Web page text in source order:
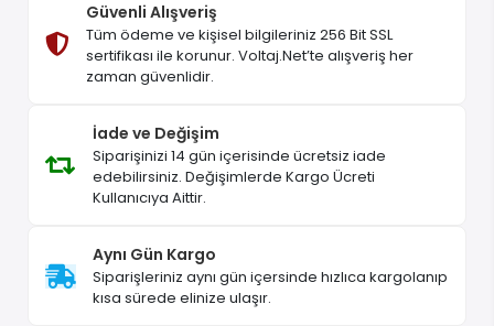
Güvenli Alışveriş
Tüm ödeme ve kişisel bilgileriniz 256 Bit SSL
sertifikası ile korunur. Voltaj.Net’te alışveriş her
zaman güvenlidir.
İade ve Değişim
Siparişinizi 14 gün içerisinde ücretsiz iade
edebilirsiniz. Değişimlerde Kargo Ücreti
Kullanıcıya Aittir.
Aynı Gün Kargo
Siparişleriniz aynı gün içersinde hızlıca kargolanıp
kısa sürede elinize ulaşır.